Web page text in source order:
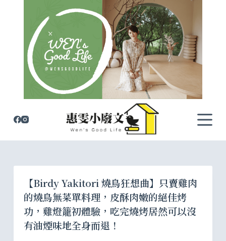
【Birdy Yakitori 燒鳥狂想曲】只賣雞肉
的燒鳥無菜單料理，皮酥肉嫩的絕佳烤
功，雞燈籠初體驗，吃完燒烤居然可以沒
有油煙味地全身而退！